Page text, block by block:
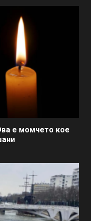
е момчето кое